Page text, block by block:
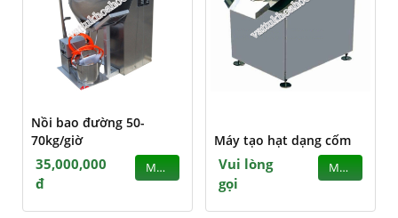
Nồi bao đường 50-
70kg/giờ
35,000,000
đ
MUA
Máy tạo hạt dạng cốm
Vui lòng
gọi
MUA